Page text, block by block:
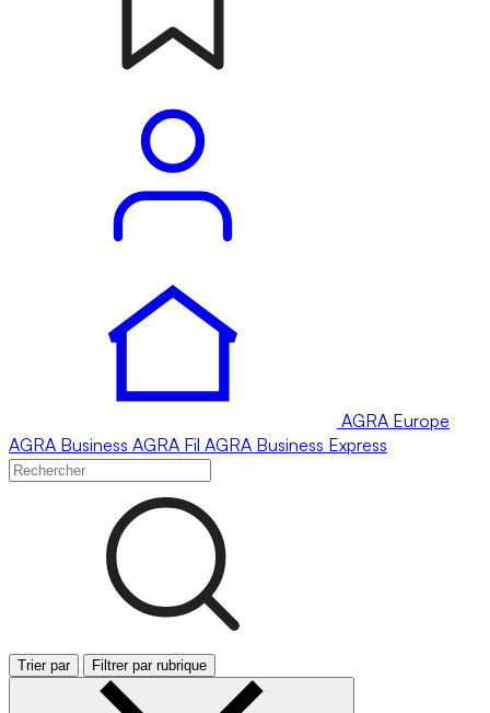
AGRA Europe
AGRA Business AGRA Fil AGRA Business Express
Trier par Filtrer par rubrique